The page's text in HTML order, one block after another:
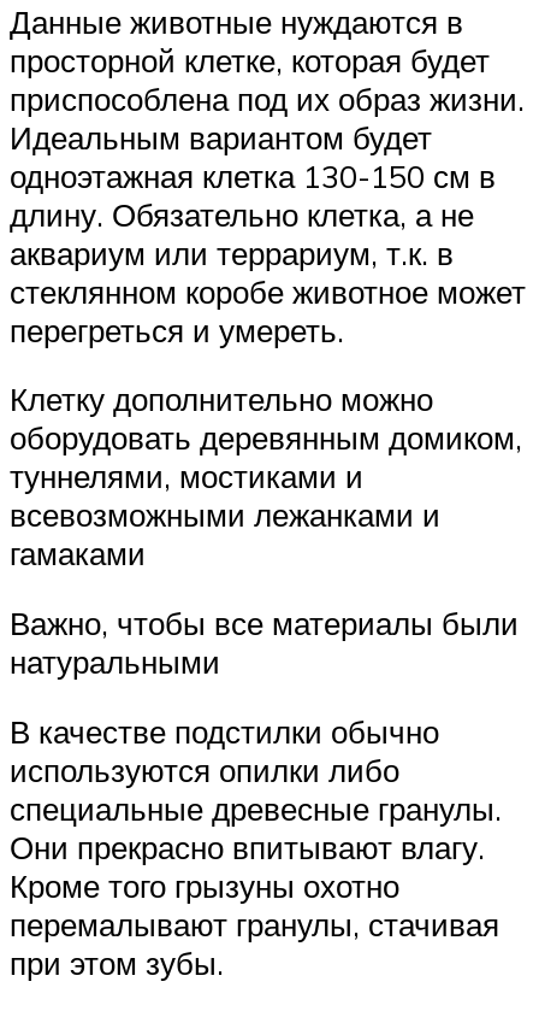
Данные животные нуждаются в
просторной клетке, которая будет
приспособлена под их образ жизни.
Идеальным вариантом будет
одноэтажная клетка 130-150 см в
длину. Обязательно клетка, а не
аквариум или террариум, т.к. в
стеклянном коробе животное может
перегреться и умереть.
Клетку дополнительно можно
оборудовать деревянным домиком,
туннелями, мостиками и
всевозможными лежанками и
гамаками
Важно, чтобы все материалы были
натуральными
В качестве подстилки обычно
используются опилки либо
специальные древесные гранулы.
Они прекрасно впитывают влагу.
Кроме того грызуны охотно
перемалывают гранулы, стачивая
при этом зубы.